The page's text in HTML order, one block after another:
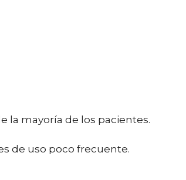
la mayoría de los pacientes.
de uso poco frecuente.